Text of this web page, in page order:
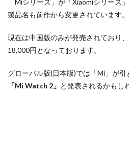
「Miシリーズ」が「Xiaomiシリーズ
製品名も前作から変更されています。
現在は中国版のみが発売されており
18,000円となっております。
グローバル版(日本版)では「Mi」が
「Mi Watch 2」 と発表されるかもし